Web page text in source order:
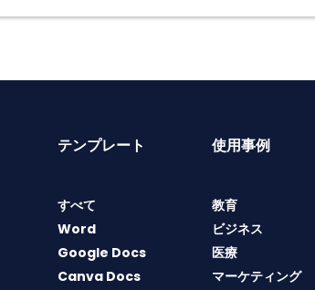
テンプレート
すべて
Word
Google Docs
Canva Docs
使用事例
教育
ビジネス
医療
マーケティング